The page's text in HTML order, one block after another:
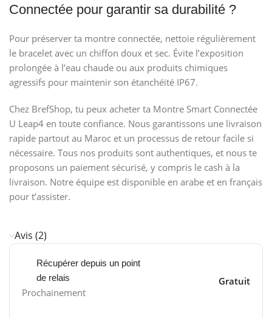
Connectée pour garantir sa durabilité ?
Pour préserver ta montre connectée, nettoie régulièrement
le bracelet avec un chiffon doux et sec. Évite l’exposition
prolongée à l’eau chaude ou aux produits chimiques
agressifs pour maintenir son étanchéité IP67.
Chez BrefShop, tu peux acheter ta Montre Smart Connectée
U Leap4 en toute confiance. Nous garantissons une livraison
rapide partout au Maroc et un processus de retour facile si
nécessaire. Tous nos produits sont authentiques, et nous te
proposons un paiement sécurisé, y compris le cash à la
livraison. Notre équipe est disponible en arabe et en français
pour t’assister.
Avis (2)
Récupérer depuis un point
de relais
Prochainement
Gratuit